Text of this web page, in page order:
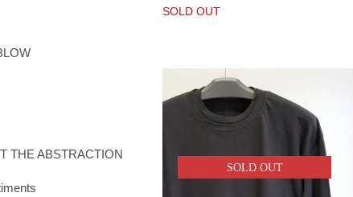
SOLD OUT
SOLD OUT
THE ABSTRACTION